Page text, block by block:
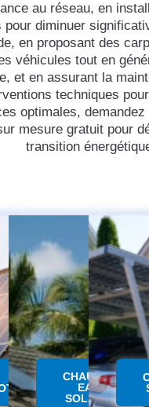
au réseau, en
pour diminuer
en proposant des
véhicules tout en
et en assurant la
techniques
optimales,
mesure gratuit pour
transition
PANNEAU
CHAUFFE
EAU
SOLAIRE